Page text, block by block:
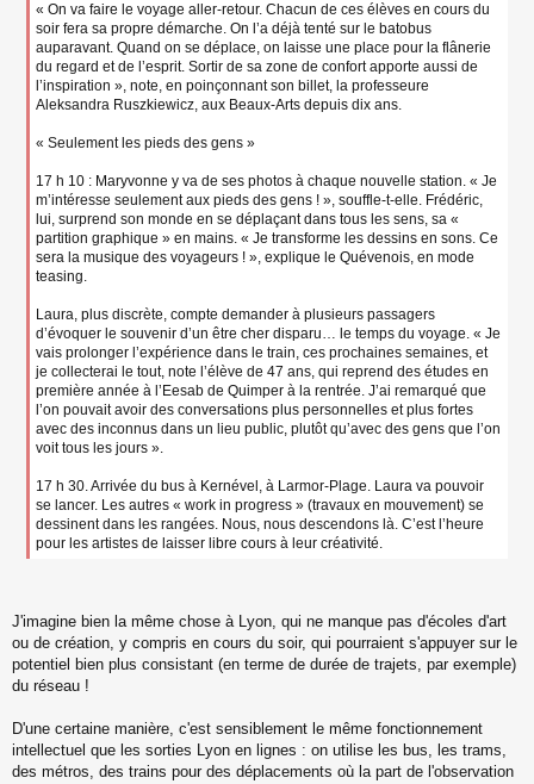
« On va faire le voyage aller-retour. Chacun de ces élèves en cours du
soir fera sa propre démarche. On l’a déjà tenté sur le batobus
auparavant. Quand on se déplace, on laisse une place pour la flânerie
du regard et de l’esprit. Sortir de sa zone de confort apporte aussi de
l’inspiration », note, en poinçonnant son billet, la professeure
Aleksandra Ruszkiewicz, aux Beaux-Arts depuis dix ans.
« Seulement les pieds des gens »
17 h 10 : Maryvonne y va de ses photos à chaque nouvelle station. « Je
m’intéresse seulement aux pieds des gens ! », souffle-t-elle. Frédéric,
lui, surprend son monde en se déplaçant dans tous les sens, sa «
partition graphique » en mains. « Je transforme les dessins en sons. Ce
sera la musique des voyageurs ! », explique le Quévenois, en mode
teasing.
Laura, plus discrète, compte demander à plusieurs passagers
d’évoquer le souvenir d’un être cher disparu… le temps du voyage. « Je
vais prolonger l’expérience dans le train, ces prochaines semaines, et
je collecterai le tout, note l’élève de 47 ans, qui reprend des études en
première année à l’Eesab de Quimper à la rentrée. J’ai remarqué que
l’on pouvait avoir des conversations plus personnelles et plus fortes
avec des inconnus dans un lieu public, plutôt qu’avec des gens que l’on
voit tous les jours ».
17 h 30. Arrivée du bus à Kernével, à Larmor-Plage. Laura va pouvoir
se lancer. Les autres « work in progress » (travaux en mouvement) se
dessinent dans les rangées. Nous, nous descendons là. C’est l’heure
pour les artistes de laisser libre cours à leur créativité.
J'imagine bien la même chose à Lyon, qui ne manque pas d'écoles d'art
ou de création, y compris en cours du soir, qui pourraient s'appuyer sur le
potentiel bien plus consistant (en terme de durée de trajets, par exemple)
du réseau !
D'une certaine manière, c'est sensiblement le même fonctionnement
intellectuel que les sorties Lyon en lignes : on utilise les bus, les trams,
des métros, des trains pour des déplacements où la part de l'observation